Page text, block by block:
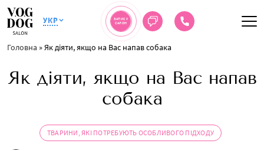
УКР
ЗАПИС У
САЛОН
Головна »Як діяти, якщо на Вас напав собака
Як діяти, якщо на Вас напав
собака
ТВАРИНИ, ЯКІ ПОТРЕБУЮТЬ ОСОБЛИВОГО ПІДХОДУ